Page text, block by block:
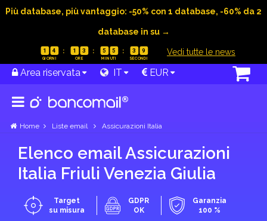
Più database, più vantaggio: -50% con 1 database, -60% da 2
database in su →
1 4 1 3 5 5 3 8 Vedi tutte le news
Area riservata IT EUR
Home Liste email Assicurazioni Italia
Elenco email Assicurazioni
Italia Friuli Venezia Giulia
Target
su misura
GDPR
OK
Garanzia
100 %